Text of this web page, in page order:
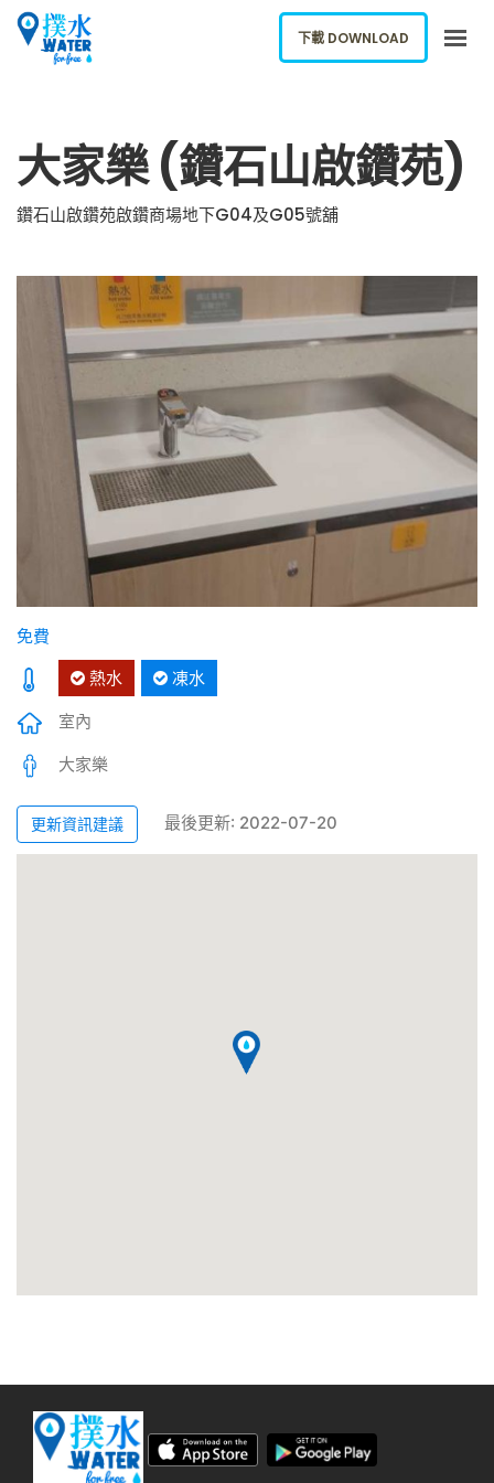
下載應用
網誌
ENGLISH
下載 DOWNLOAD
大家樂 (鑽石山啟鑽苑)
鑽石山啟鑽苑啟鑽商場地下G04及G05號舖
免費
熱水
凍水
室內
大家樂
更新資訊建議 最後更新: 2022-07-20
下載 DOWNLOAD